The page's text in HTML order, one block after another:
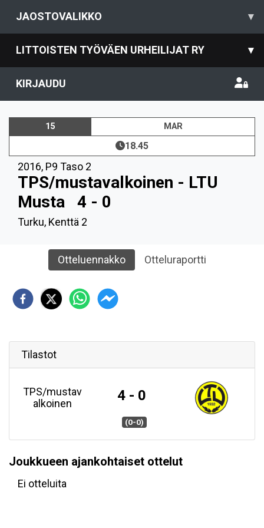
JAOSTOVALIKKO ▾
LITTOISTEN TYÖVÄEN URHEILIJAT RY ▾
KIRJAUDU
15 MAR
18.45
2016, P9 Taso 2
TPS/mustavalkoinen - LTU
Musta
4 - 0
Turku, Kenttä 2
Otteluennakko Otteluraportti
Tilastot
TPS/mustav
alkoinen
4 - 0
(0-0)
Joukkueen ajankohtaiset ottelut
Ei otteluita